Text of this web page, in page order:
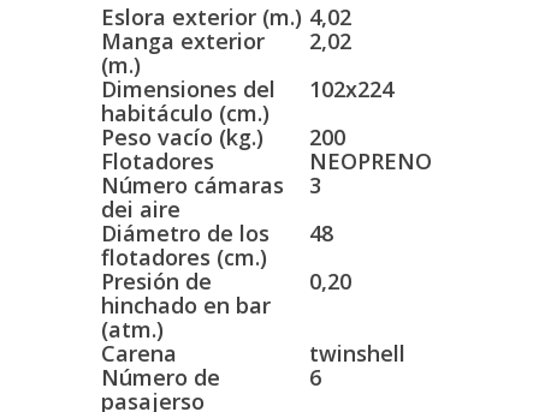
Eslora exterior (m.) 4,02
Manga exterior
(m.)
2,02
Dimensiones del
habitáculo (cm.)
102x224
Peso vacío (kg.)
200
Flotadores
NEOPRENO
Número cámaras
dei aire
3
Diámetro de los
flotadores (cm.)
48
Presión de
hinchado en bar
(atm.)
0,20
Carena
twinshell
Número de
pasajerso
6